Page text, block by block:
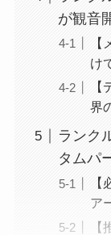
が観音
け
界
ランク
タムパ
ア